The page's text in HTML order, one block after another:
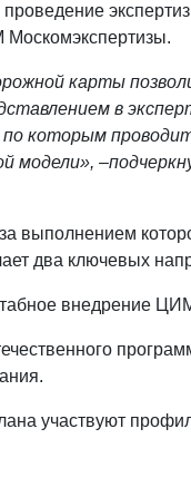
карты
в
по которым
модели»,
выполнением
два ключевых
внедрение
участвуют